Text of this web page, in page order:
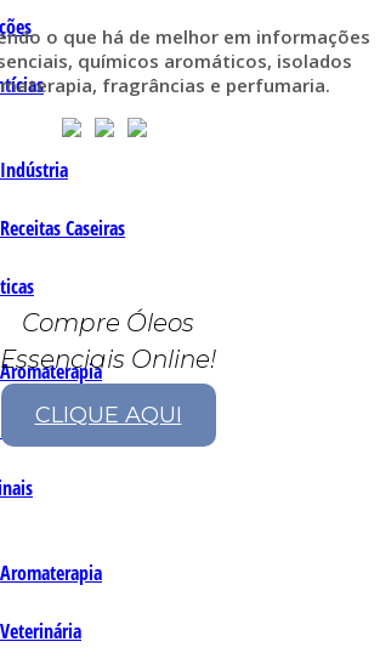
Indústria
Receitas Caseiras
Aromaterapia
Fórmulas Caseiras
Aromaterapia
Veterinária
o que há de melhor em informações
químicos aromáticos, isolados
fragrâncias e perfumaria.
Compre Óleos
Essenciais Online!
CLIQUE AQUI